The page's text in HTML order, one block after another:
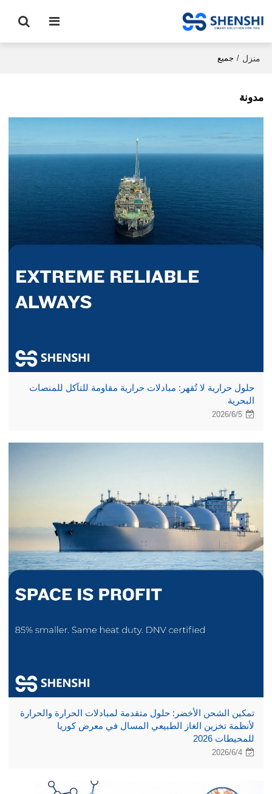
منزل / جميع
مدونة
حلول حرارية لا تُقهر: مبادلات حرارية مقاومة للتآكل للمنصات
البحرية
2026/6/5
تمكين الشحن الأخضر: حلول متقدمة لمبادلات الحرارة والحرارة
لأنظمة تخزين الغاز الطبيعي المسال في معرض كوريا
للمحيطات 2026
2026/6/4